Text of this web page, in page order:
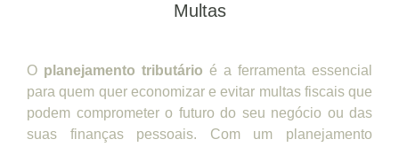
Multas
O planejamento tributário é a ferramenta essencial
para quem quer economizar e evitar multas fiscais que
podem comprometer o futuro do seu negócio ou das
suas finanças pessoais. Com um planejamento